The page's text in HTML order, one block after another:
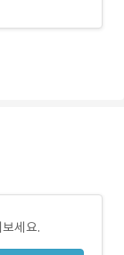
세요.